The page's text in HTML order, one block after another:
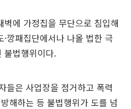
벽에 가정집을 무단으로 침입해
깡패집단에서나 나올 법한 극
불법행위이다.
들은 사업장을 점거하고 폭력
해하는 등 불법행위가 도를 넘